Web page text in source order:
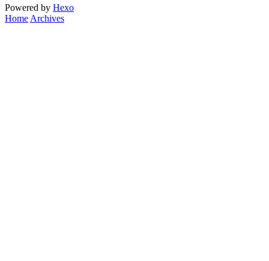
Powered by Hexo
Home Archives